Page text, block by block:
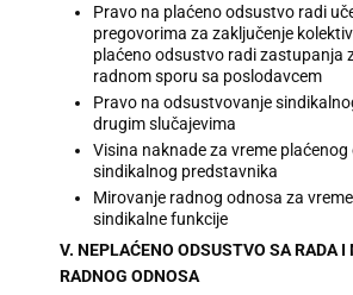
Pravo na plaćeno odsustvo radi
pregovorima za zaključenje
plaćeno odsustvo radi zastupanja
radnom sporu sa poslodavcem
Pravo na odsustvovanje
drugim slučajevima
Visina naknade za vreme
sindikalnog predstavnika
Mirovanje radnog odnosa za
sindikalne funkcije
V. NEPLAĆENO ODSUSTVO SA RADA I
RADNOG ODNOSA